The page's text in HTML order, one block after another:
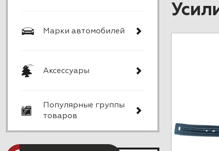
Марки автомобилей
Аксессуары
Популярные группы
товаров